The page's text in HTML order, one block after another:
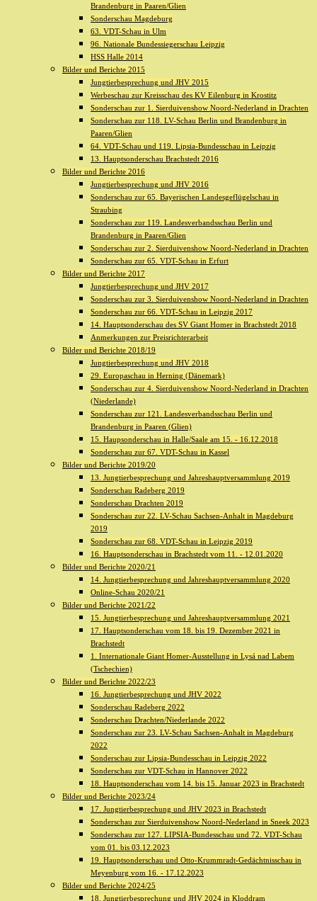
Brandenburg in Paaren/Glien
Sonderschau Magdeburg
63. VDT-Schau in Ulm
96. Nationale Bundessiegerschau Leipzig
HSS Halle 2014
Bilder und Berichte 2015
Jungtierbesprechung und JHV 2015
Werbeschau zur Kreisschau des KV Eilenburg in Krostitz
Sonderschau zur 1. Sierduivenshow Noord-Nederland in Drachten
Sonderschau zur 118. LV-Schau Berlin und Brandenburg in
Paaren/Glien
64. VDT-Schau und 119. Lipsia-Bundesschau in Leipzig
13. Hauptsonderschau Brachstedt 2016
Bilder und Berichte 2016
Jungtierbesprechung und JHV 2016
Sonderschau zur 65. Bayerischen Landesgeflügelschau in
Straubing
Sonderschau zur 119. Landesverbandsschau Berlin und
Brandenburg in Paaren/Glien
Sonderschau zur 2. Sierduivenshow Noord-Nederland in Drachten
Sonderschau zur 65. VDT-Schau in Erfurt
Bilder und Berichte 2017
Jungtierbesprechung und JHV 2017
Sonderschau zur 3. Sierduivenshow Noord-Nederland in Drachten
Sonderschau zur 66. VDT-Schau in Leipzig 2017
14. Hauptsonderschau des SV Giant Homer in Brachstedt 2018
Anmerkungen zur Preisrichterarbeit
Bilder und Berichte 2018/19
Jungtierbesprechung und JHV 2018
29. Europaschau in Herning (Dänemark)
Sonderschau zur 4. Sierduivenshow Noord-Nederland in Drachten
(Niederlande)
Sonderschau zur 121. Landesverbandsschau Berlin und
Brandenburg in Paaren (Glien)
15. Haupsonderschau in Halle/Saale am 15. - 16.12.2018
Sonderschau zur 67. VDT-Schau in Kassel
Bilder und Berichte 2019/20
13. Jungtierbesprechung und Jahreshauptversammlung 2019
Sonderschau Radeberg 2019
Sonderschau Drachten 2019
Sonderschau zur 22. LV-Schau Sachsen-Anhalt in Magdeburg
2019
Sonderschau zur 68. VDT-Schau in Leipzig 2019
16. Hauptsonderschau in Brachstedt vom 11. - 12.01.2020
Bilder und Berichte 2020/21
14. Jungtierbesprechung und Jahreshauptversammlung 2020
Online-Schau 2020/21
Bilder und Berichte 2021/22
15. Jungtierbesprechung und Jahreshauptversammlung 2021
17. Hauptsonderschau vom 18. bis 19. Dezember 2021 in
Brachstedt
1. Internationale Giant Homer-Ausstellung in Lysá nad Labem
(Tschechien)
Bilder und Berichte 2022/23
16. Jungtierbesprechung und JHV 2022
Sonderschau Radeberg 2022
Sonderschau Drachten/Niederlande 2022
Sonderschau zur 23. LV-Schau Sachsen-Anhalt in Magdeburg
2022
Sonderschau zur Lipsia-Bundesschau in Leipzig 2022
Sonderschau zur VDT-Schau in Hannover 2022
18. Hauptsonderschau vom 14. bis 15. Januar 2023 in Brachstedt
Bilder und Berichte 2023/24
17. Jungtierbesprechung und JHV 2023 in Brachstedt
Sonderschau zur Sierduivenshow Noord-Nederland in Sneek 2023
Sonderschau zur 127. LIPSIA-Bundesschau und 72. VDT-Schau
vom 01. bis 03.12.2023
19. Hauptsonderschau und Otto-Krummradt-Gedächtnisschau in
Meyenburg vom 16. - 17.12.2023
Bilder und Berichte 2024/25
18. Jungtierbesprechung und JHV 2024 in Kloddram